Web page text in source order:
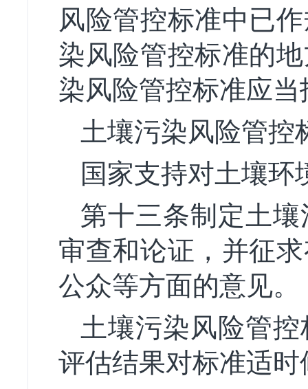
风险管控标准中已
染风险管控标准的
染风险管控标准应
土壤污染风险管控
国家支持对土壤
第十三条制定土
审查和论证，并征
公众等方面的意见。
土壤污染风险管
评估结果对标准适时